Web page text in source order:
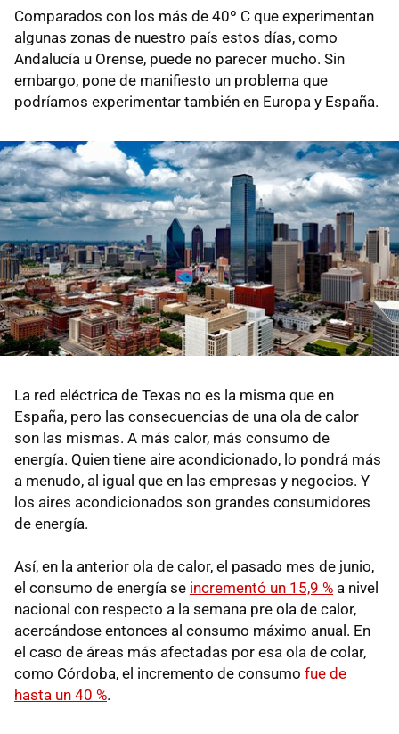
Comparados con los más de 40º C que experimentan
algunas zonas de nuestro país estos días, como
Andalucía u Orense, puede no parecer mucho. Sin
embargo, pone de manifiesto un problema que
podríamos experimentar también en Europa y España.
La red eléctrica de Texas no es la misma que en
España, pero las consecuencias de una ola de calor
son las mismas. A más calor, más consumo de
energía. Quien tiene aire acondicionado, lo pondrá más
a menudo, al igual que en las empresas y negocios. Y
los aires acondicionados son grandes consumidores
de energía.
Así, en la anterior ola de calor, el pasado mes de junio,
el consumo de energía se incrementó un 15,9 % a nivel
nacional con respecto a la semana pre ola de calor,
acercándose entonces al consumo máximo anual. En
el caso de áreas más afectadas por esa ola de colar,
como Córdoba, el incremento de consumo fue de
hasta un 40 %.